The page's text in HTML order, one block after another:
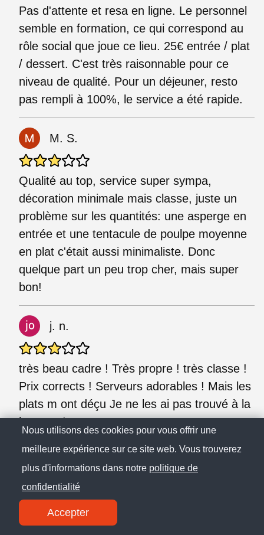
Pas d'attente et resa en ligne. Le personnel
semble en formation, ce qui correspond au
rôle social que joue ce lieu. 25€ entrée / plat
/ dessert. C'est très raisonnable pour ce
niveau de qualité. Pour un déjeuner, resto
pas rempli à 100%, le service a été rapide.
M. S.
Qualité au top, service super sympa,
décoration minimale mais classe, juste un
problème sur les quantités: une asperge en
entrée et une tentacule de poulpe moyenne
en plat c'était aussi minimaliste. Donc
quelque part un peu trop cher, mais super
bon!
j. n.
très beau cadre ! Très propre ! très classe !
Prix corrects ! Serveurs adorables ! Mais les
plats m ont déçu Je ne les ai pas trouvé à la
hauteur !
Le repas fut un délice, les serveurs aux
petits soins. Et le repas solidaire à 1€, ça fait
Nous utilisons des cookies pour vous offrir une
meilleure expérience sur ce site web. Vous trouverez
plus d'informations dans notre politique de
confidentialité
Accepter